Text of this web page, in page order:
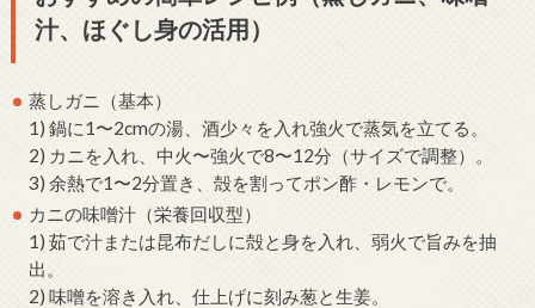
汁、ほぐし身の活用）
蒸しガニ（基本）
1) 鍋に1〜2cmの湯、酒少々を入れ強火で蒸気を立てる。
2) カニを入れ、中火〜強火で8〜12分（サイズで調整）。
3) 余熱で1〜2分置き、殻を割ってポン酢・レモンで。
カニの味噌汁（栄養回収型）
1) 茹で汁または昆布だしに殻と身を入れ、弱火で旨みを抽
出。
2) 味噌を溶き入れ、仕上げに刻み葱と生姜。